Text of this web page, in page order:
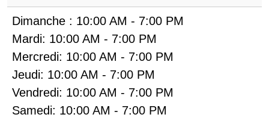
Dimanche : 10:00 AM - 7:00 PM
Mardi: 10:00 AM - 7:00 PM
Mercredi: 10:00 AM - 7:00 PM
Jeudi: 10:00 AM - 7:00 PM
Vendredi: 10:00 AM - 7:00 PM
Samedi: 10:00 AM - 7:00 PM